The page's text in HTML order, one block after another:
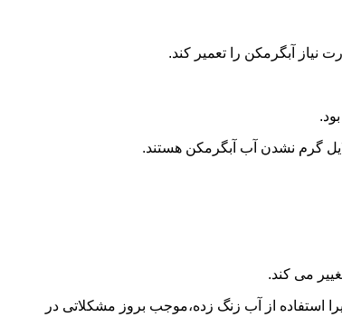
آبگرمکن را تعمیر کند.
گرم نشدن آب آبگرمکن هستند.
می کند.
از آب زنگ زده،موجب بروز مشکلاتی در